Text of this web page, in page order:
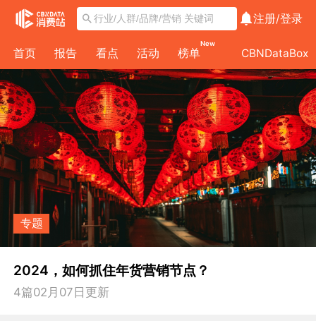
注册/登录
首页 报告 看点 活动 榜单
New
CBNDataBox
专题
2024，如何抓住年货营销节点？
4篇02月07日 更新